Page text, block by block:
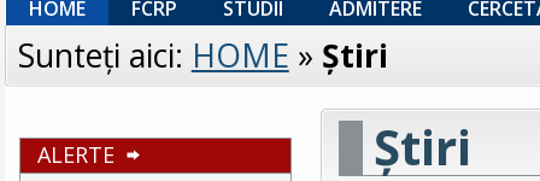
HOME FCRP STUDII ADMITERE
Sunteţi aici: HOME » Ştiri
ALERTE Ştiri